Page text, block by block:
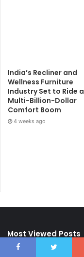
India’s Recliner and
Wellness Furniture
Industry Set to Ride a
Multi-Billion-Dollar
Comfort Boom
4 weeks ago
Most Viewed Posts